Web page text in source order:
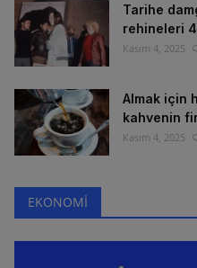
Tarihe
rehineleri
Kasım 4, 2025
Almak için
kahvenin
Kasım 4, 2025
EKONOMİ